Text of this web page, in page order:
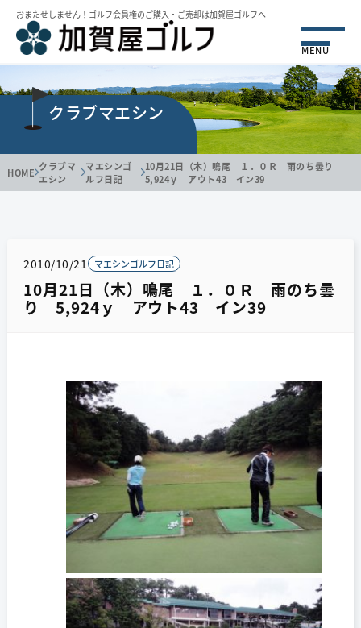
おまたせしません！ゴルフ会員権のご購⼊・ご売却は加賀屋ゴルフへ
MENU
クラブマエシン
HOME クラブマ
エシン
マエシンゴ
ルフ日記
10月21日（木）鳴尾 １．０Ｒ 雨のち曇り
5,924ｙ アウト43 イン39
2010/10/21 マエシンゴルフ日記
10月21日（木）鳴尾 １．０Ｒ 雨のち曇
り 5,924ｙ アウト43 イン39